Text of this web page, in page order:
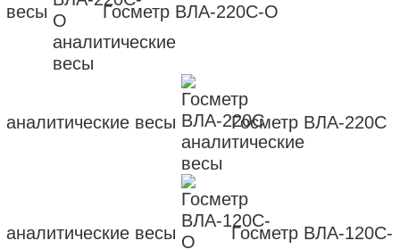
весы Госметр ВЛА-220С-О
аналитические весы Госметр ВЛА-220С
аналитические весы Госметр ВЛА-120С-